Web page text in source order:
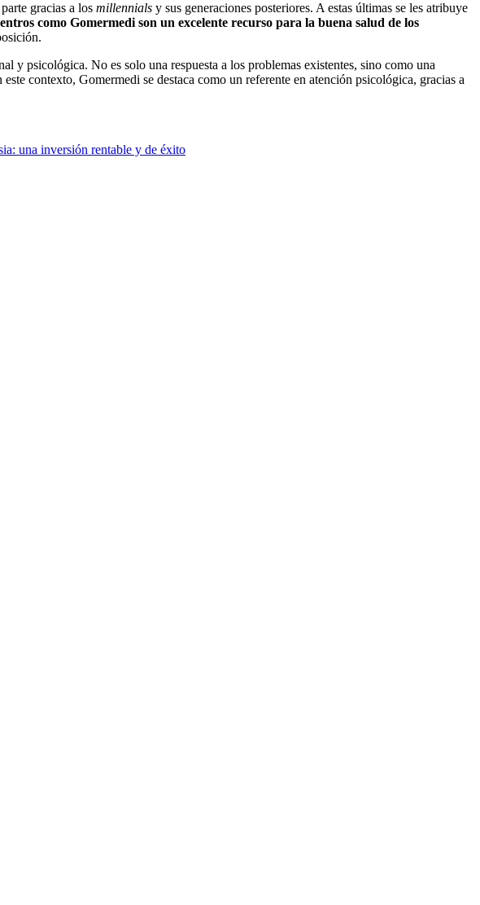
gracias a los millennials y sus generaciones posteriores. A estas últimas se les atribuye
como Gomermedi son un excelente recurso para la buena salud de los
y psicológica. No es solo una respuesta a los problemas existentes, sino como una
contexto, Gomermedi se destaca como un referente en atención psicológica, gracias a
una inversión rentable y de éxito